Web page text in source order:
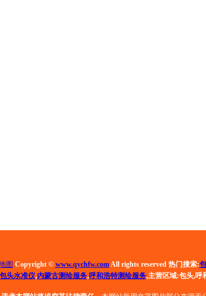
图 Copyright © www.qychfw.comAll rights reserved 热门搜索:
头水准仪,内蒙古测绘服务,呼和浩特测绘服务,主营区域:包头,呼